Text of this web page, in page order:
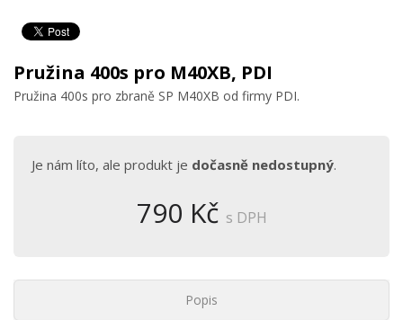
Pružina 400s pro M40XB, PDI
Pružina 400s pro zbraně SP M40XB od firmy PDI.
Je nám líto, ale produkt je dočasně nedostupný.
790 Kč s DPH
Popis